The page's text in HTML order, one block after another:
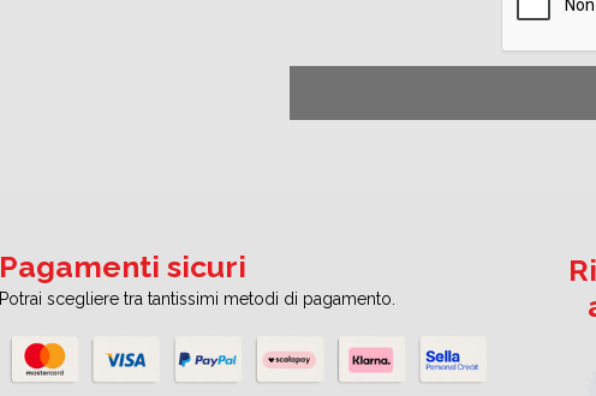
Pagamenti sicuri
Potrai scegliere tra tantissimi metodi di pagamento.